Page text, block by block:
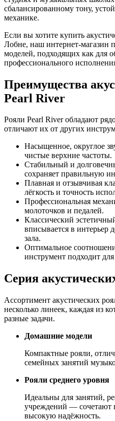
сбалансированному тону,
механике.
Если вы хотите купить
Лобне, наш интернет-магазин
моделей, подходящих как для
профессионального
Преимущества
Pearl River
Рояли Pearl River обладают
отличают их от других
Насыщенное, округлое
чистые верхние частоты.
Стабильный и
сохраняет правильную
Плавная и отзывчивая
лёгкость и точность
Профессиональная
молоточков и педалей.
Классический
вписывается в интерьер
зала.
Оптимальное
инструмент подходит
Серия
Ассортимент акустических
несколько линеек, каждая из
разные задачи.
Домашние модели
Компактные рояли,
семейных занятий
Рояли среднего уровня
Идеальны для занятий,
учреждений — сочетают
высокую надёжность.